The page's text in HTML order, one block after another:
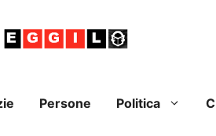
Persone Politica